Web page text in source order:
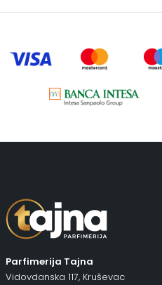
Šminka (187)
Uncategorized (1)
Parfimerija Tajna
Vidovdanska 117, Kruševac